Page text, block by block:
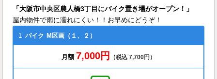
「大阪市中央区農人橋3丁目にバイク置き場がオープン！」
屋内物件で雨に濡れにくい！！お早めにどうぞ！
1 バイク M区画（１、２）
月額 7,000円 （税込 7,700円）